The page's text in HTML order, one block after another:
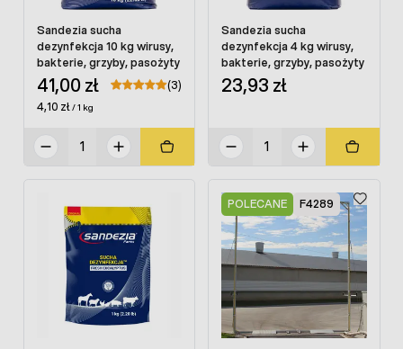
Sandezia sucha
dezynfekcja 10 kg wirusy,
bakterie, grzyby, pasożyty
41,00 zł
4,10 zł/ 1 kg
(3)
Sandezia sucha
dezynfekcja 4 kg wirusy,
bakterie, grzyby, pasożyty
23,93 zł
POLECANE F4289